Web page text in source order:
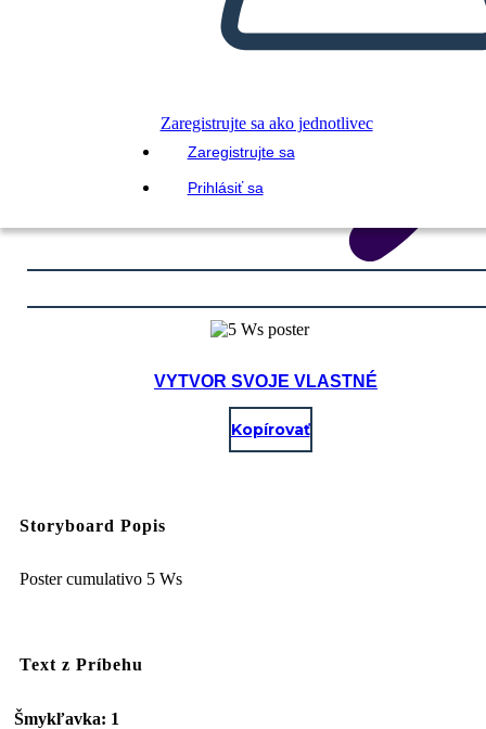
Zaregistrujte sa ako jednotlivec
Zaregistrujte sa
Prihlásiť sa
VYTVOR SVOJE VLASTNÉ
Kopírovať
Storyboard Popis
Poster cumulativo 5 Ws
Text z Príbehu
Šmykľavka: 1